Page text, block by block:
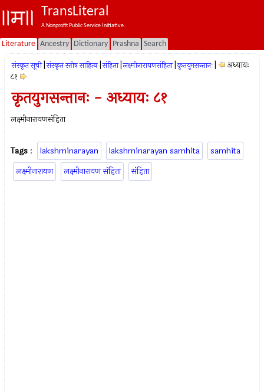
TransLiteral
A Nonprofit Public Service Initiative.
Literature Ancestry Dictionary Prashna Search
संस्कृत सूची संस्कृत स्तोत्र साहित्य संहिता लक्ष्मीनारायणसंहिता कृतयुगसन्तानः
अध्यायः
८१
कृतयुगसन्तानः - अध्यायः ८१
लक्ष्मीनारायणसंहिता
Tags : lakshminarayan lakshminarayan samhita
samhita
लक्ष्मीनारायण
लक्ष्मीनारायण संहिता संहिता